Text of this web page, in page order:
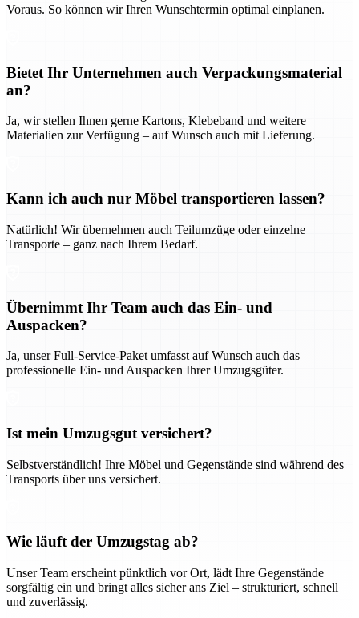
Voraus. So können wir Ihren Wunschtermin optimal einplanen.
Bietet Ihr Unternehmen auch Verpackungsmaterial
an?
Ja, wir stellen Ihnen gerne Kartons, Klebeband und weitere
Materialien zur Verfügung – auf Wunsch auch mit Lieferung.
Kann ich auch nur Möbel transportieren lassen?
Natürlich! Wir übernehmen auch Teilumzüge oder einzelne
Transporte – ganz nach Ihrem Bedarf.
Übernimmt Ihr Team auch das Ein- und
Auspacken?
Ja, unser Full-Service-Paket umfasst auf Wunsch auch das
professionelle Ein- und Auspacken Ihrer Umzugsgüter.
Ist mein Umzugsgut versichert?
Selbstverständlich! Ihre Möbel und Gegenstände sind während des
Transports über uns versichert.
Wie läuft der Umzugstag ab?
Unser Team erscheint pünktlich vor Ort, lädt Ihre Gegenstände
sorgfältig ein und bringt alles sicher ans Ziel – strukturiert, schnell
und zuverlässig.